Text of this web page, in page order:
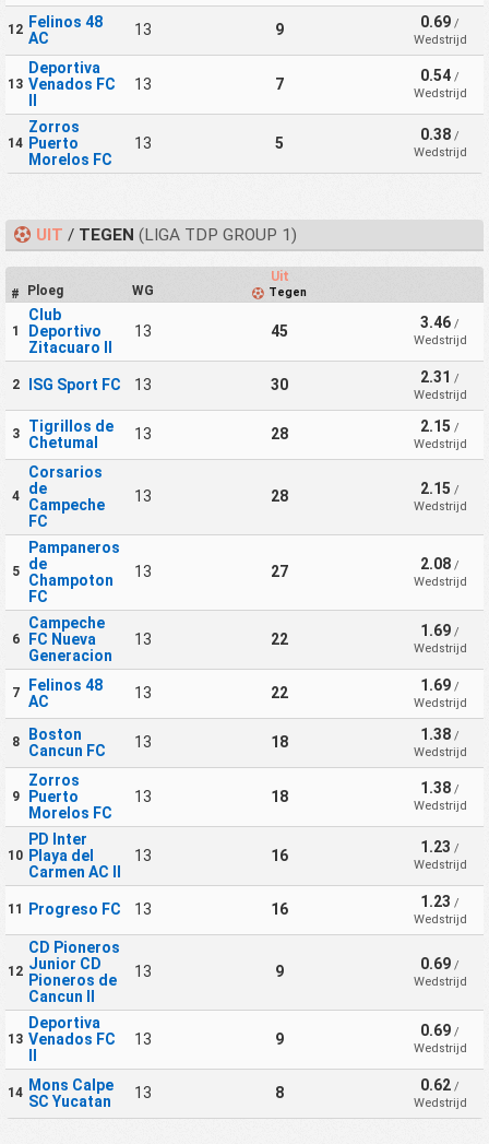
12 Felinos 48
AC
13 9 0.69 /
Wedstrijd
13
Deportiva
Venados FC
13 7 0.54 /
Wedstrijd
14
Zorros
Puerto
Morelos FC
13 5 0.38 /
Wedstrijd
UIT /TEGEN (LIGA TDP GROUP 1)
# Ploeg WG
Uit
Tegen
1
Club
Deportivo
Zitacuaro II
13 45 3.46 /
Wedstrijd
2 ISG Sport FC 13 30 2.31 /
Wedstrijd
3
Tigrillos de
Chetumal
13 28 2.15 /
Wedstrijd
4
Corsarios
de
Campeche
FC
13 28 2.15 /
Wedstrijd
5
Pampaneros
de
Champoton
FC
13 27 2.08 /
Wedstrijd
6
Campeche
FC Nueva
Generacion
13 22 1.69 /
Wedstrijd
7
Felinos 48
AC
13 22 1.69 /
Wedstrijd
8
Boston
Cancun FC
13 18 1.38 /
Wedstrijd
9
Zorros
Puerto
Morelos FC
13 18 1.38 /
Wedstrijd
10
PD Inter
Playa del
Carmen AC II
13 16 1.23 /
Wedstrijd
11 Progreso FC 13 16 1.23 /
Wedstrijd
12
CD Pioneros
Junior CD
Pioneros de
Cancun II
13 9 0.69 /
Wedstrijd
13
Deportiva
Venados FC
13 9 0.69 /
Wedstrijd
14 Mons Calpe
SC Yucatan
13 8 0.62 /
Wedstrijd